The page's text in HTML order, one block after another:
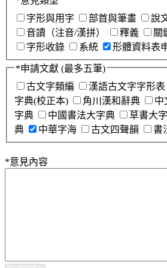
字形與用字
部首與筆畫 說
音讀（注音/漢拼）
釋義 關
字形收錄
系統 形體資料表
*申請文獻 (最多五筆)
古文字類編
漢語古文字字形表
字典(校正本)
角川漢和辭典 中
字典
中國書法大字典 草書大
典
中華字海 古文四聲韻 書
*意見內容